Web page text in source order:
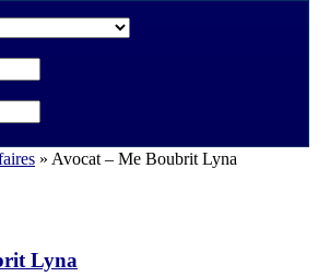
» Avocat – Me Boubrit Lyna
Lyna